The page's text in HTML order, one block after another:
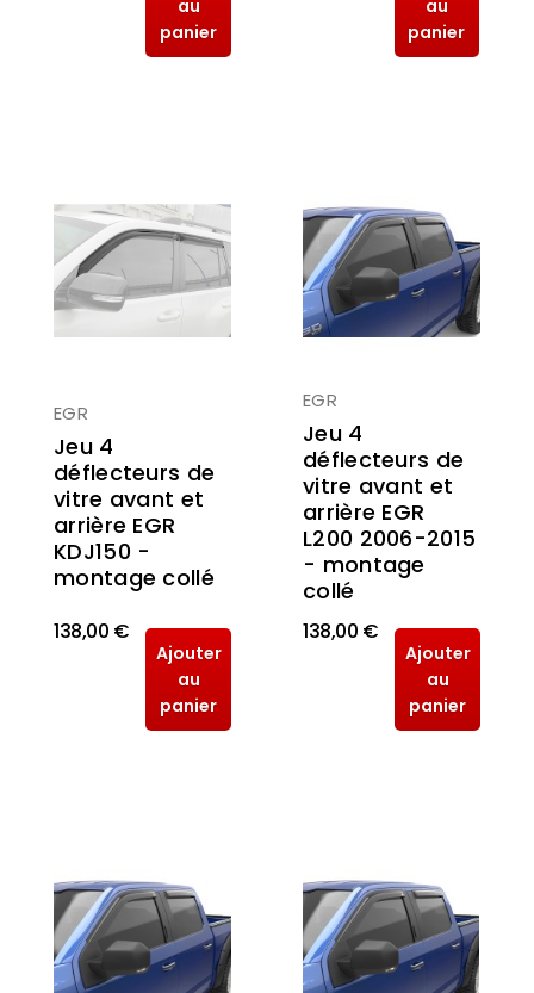
au
panier
au
panier
EGR
Jeu 4
déflecteurs de
vitre avant et
arrière EGR
KDJ150 -
montage collé
138,00 €
Ajouter
au
panier
EGR
Jeu 4
déflecteurs de
vitre avant et
arrière EGR
L200 2006-2015
- montage
collé
138,00 €
Ajouter
au
panier